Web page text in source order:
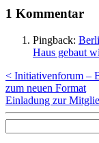
1 Kommentar
Pingback:
Haus gebaut
< Initiativenforum –
zum neuen Format
Einladung zur
nach: